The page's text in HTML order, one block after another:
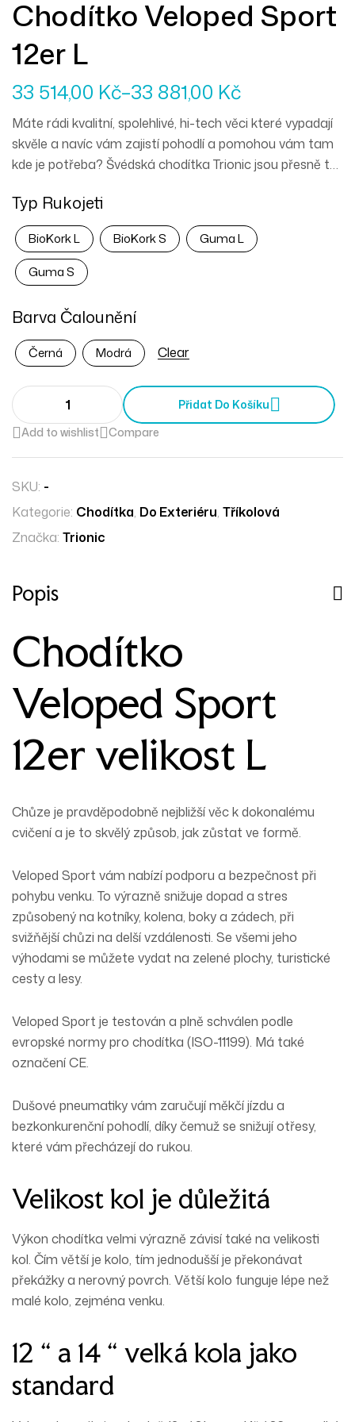
Chodítko Veloped Sport
12er L
33 514,00 Kč–33 881,00 Kč
Máte rádi kvalitní, spolehlivé, hi-tech věci které vypadají
skvěle a navíc vám zajistí pohodlí a pomohou vám tam
kde je potřeba? Švédská chodítka Trionic jsou přesně to
vyrazit kamkoliv zajakéhokoliv počasí.
Typ Rukojeti
BioKork L BioKork S
Guma L
Guma S
Barva Čalounění
Černá Modrá Clear
Přidat Do Košíku
Add to wishlist
Compare
SKU: -
Kategorie: Chodítka, Do Exteriéru, Tříkolová
Značka: Trionic
Popis
Chodítko
Veloped Sport
12er velikost L
Chůze je pravděpodobně nejbližší věc k dokonalému
cvičení a je to skvělý způsob, jak zůstat ve formě.
Veloped Sport vám nabízí podporu a bezpečnost při
pohybu venku. To výrazně snižuje dopad a stres
způsobený na kotníky, kolena, boky a zádech, při
svižňější chůzi na delší vzdálenosti. Se všemi jeho
výhodami se můžete vydat na zelené plochy, turistické
cesty a lesy.
Veloped Sport je testován a plně schválen podle
evropské normy pro chodítka (ISO-11199). Má také
označení CE.
Dušové pneumatiky vám zaručují měkčí jízdu a
bezkonkurenční pohodlí, díky čemuž se snižují otřesy,
které vám přecházejí do rukou.
Velikost kol je důležitá
Výkon chodítka velmi výrazně závisí také na velikosti
kol. Čím větší je kolo, tím jednodušší je překonávat
překážky a nerovný povrch. Větší kolo funguje lépe než
malé kolo, zejména venku.
12 “ a 14 “ velká kola jako
standard